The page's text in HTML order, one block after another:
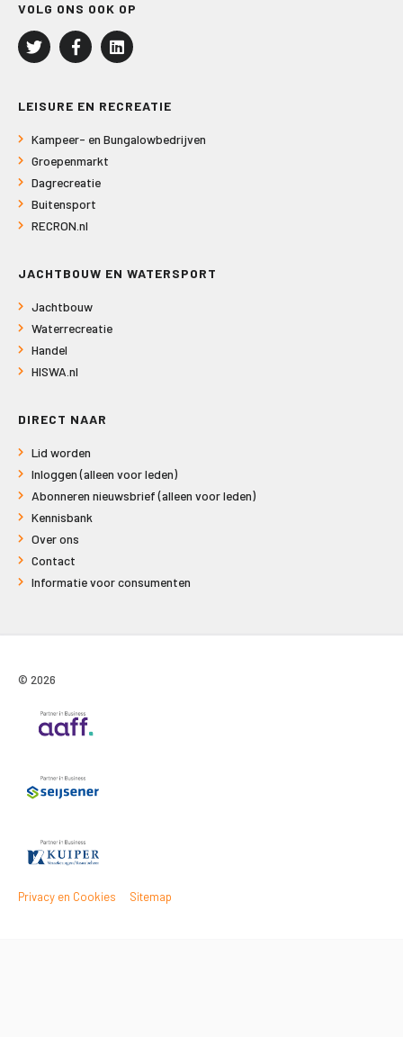
VOLG ONS OOK OP
LEISURE EN RECREATIE
Kampeer- en Bungalowbedrijven
Groepenmarkt
Dagrecreatie
Buitensport
RECRON.nl
JACHTBOUW EN WATERSPORT
Jachtbouw
Waterrecreatie
Handel
HISWA.nl
DIRECT NAAR
Lid worden
Inloggen (alleen voor leden)
Abonneren nieuwsbrief (alleen voor leden)
Kennisbank
Over ons
Contact
Informatie voor consumenten
© 2026
Privacy en Cookies Sitemap